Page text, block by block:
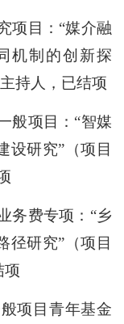
项目：“媒介融
机制的创新探
持人，已结项
般项目：“智媒
设研究”（项目
务费专项：“乡
径研究”（项目
项
项目青年基金